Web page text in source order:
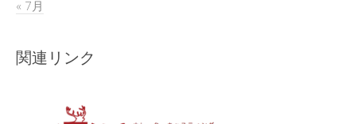
« 7月
関連リンク